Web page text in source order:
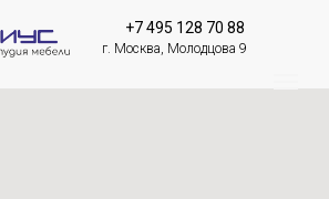
+7 495 128 70 88
г. Москва, Молодцова 9